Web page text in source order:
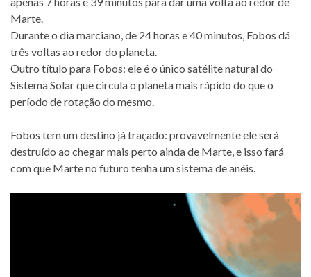
Marte.
Durante o dia marciano, de 24 horas e 40 minutos, Fobos dá
três voltas ao redor do planeta.
Outro título para Fobos: ele é o único satélite natural do
Sistema Solar que circula o planeta mais rápido do que o
período de rotação do mesmo.
Fobos tem um destino já traçado: provavelmente ele será
destruído ao chegar mais perto ainda de Marte, e isso fará
com que Marte no futuro tenha um sistema de anéis.